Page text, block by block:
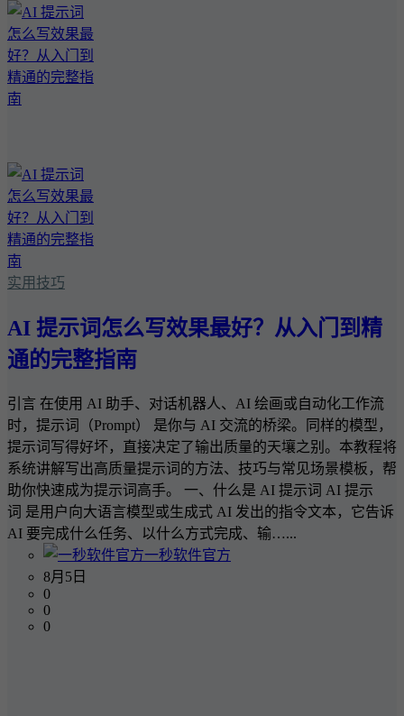
实用技巧
AI 提示词怎么写效果最好？从入门到精
通的完整指南
引言 在使用 AI 助手、对话机器人、AI 绘画或自动化工作流
时，提示词（Prompt） 是你与 AI 交流的桥梁。同样的模型，
提示词写得好坏，直接决定了输出质量的天壤之别。本教程将
系统讲解写出高质量提示词的方法、技巧与常见场景模板，帮
助你快速成为提示词高手。 一、什么是 AI 提示词 AI 提示
词 是用户向大语言模型或生成式 AI 发出的指令文本，它告诉
AI 要完成什么任务、以什么方式完成、输…...
一秒软件官方
8月5日
0
0
0